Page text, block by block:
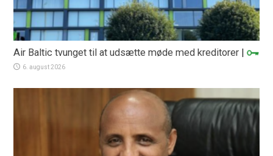
Air Baltic tvunget til at udsætte møde med kreditorer |
6. august 2026